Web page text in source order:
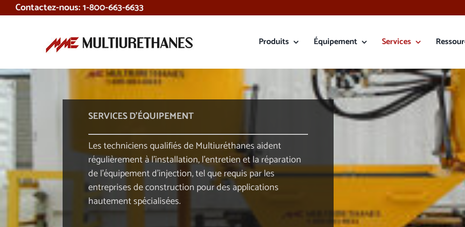
SkipContactez-nous: 1-800-663-6633
Produits Équipement Services
SERVICES D’ÉQUIPEMENT
Les techniciens qualifiés de Multiuréthanes aident
régulièrement à l’installation, l’entretien et la réparation
de l’équipement d’injection, tel que requis par les
entreprises de construction pour des applications
hautement spécialisées.